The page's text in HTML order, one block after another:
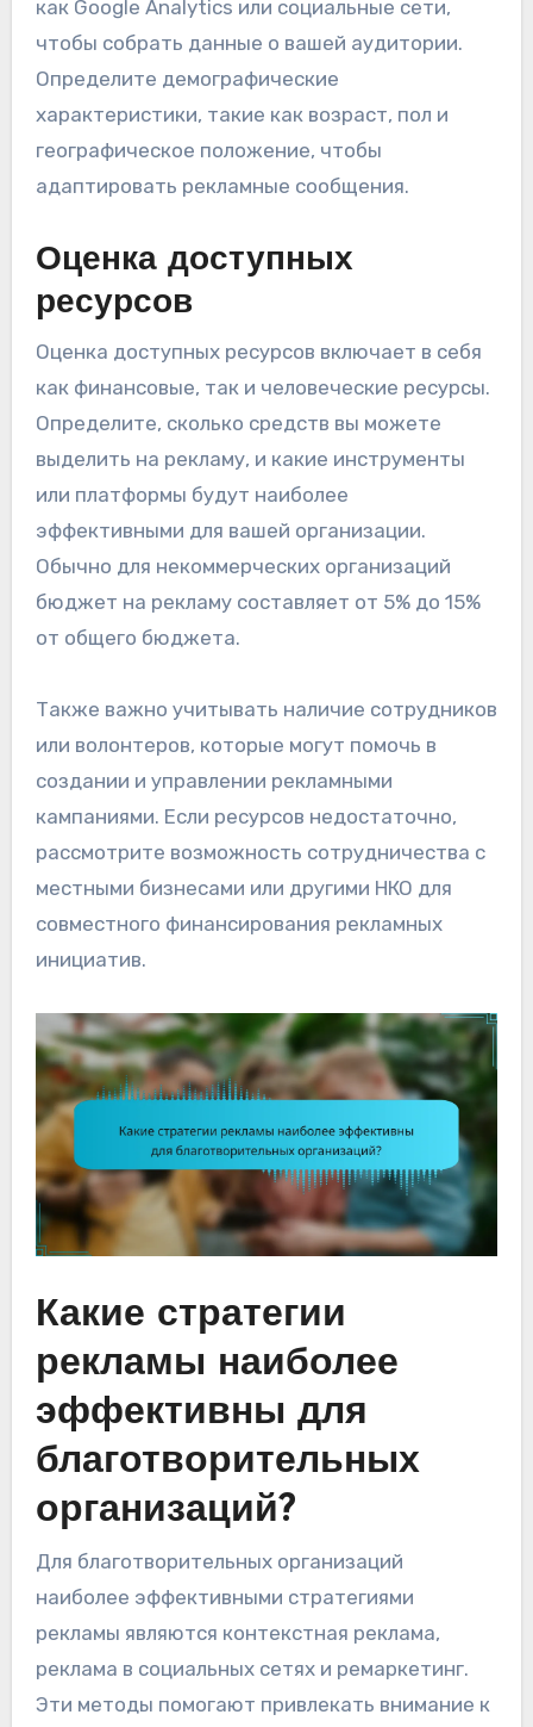
как Google Analytics или социальные сети,
чтобы собрать данные о вашей аудитории.
Определите демографические
характеристики, такие как возраст, пол и
географическое положение, чтобы
адаптировать рекламные сообщения.
Оценка доступных
ресурсов
Оценка доступных ресурсов включает в себя
как финансовые, так и человеческие ресурсы.
Определите, сколько средств вы можете
выделить на рекламу, и какие инструменты
или платформы будут наиболее
эффективными для вашей организации.
Обычно для некоммерческих организаций
бюджет на рекламу составляет от 5% до 15%
от общего бюджета.
Также важно учитывать наличие сотрудников
или волонтеров, которые могут помочь в
создании и управлении рекламными
кампаниями. Если ресурсов недостаточно,
рассмотрите возможность сотрудничества с
местными бизнесами или другими НКО для
совместного финансирования рекламных
инициатив.
Какие стратегии
рекламы наиболее
эффективны для
благотворительных
организаций?
Для благотворительных организаций
наиболее эффективными стратегиями
рекламы являются контекстная реклама,
реклама в социальных сетях и ремаркетинг.
Эти методы помогают привлекать внимание к